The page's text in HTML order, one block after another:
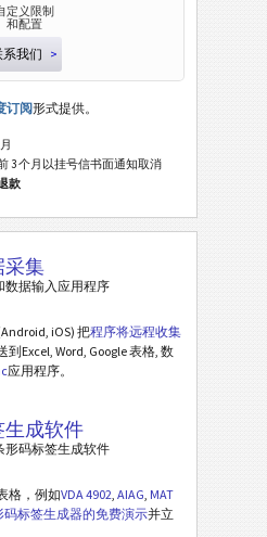
定义限制
和配置
系我们 >
订阅形式提供。
3 个月以挂号信书面通知取消
款
采集
数据输入应用程序
iOS) 把程序将远程收集
到Excel, Word, Google 表格, 数
应用程序。
成软件
形码标签生成软件
格，例如VDA 4902 AIAG MAT
码标签生成器的免费演示并立